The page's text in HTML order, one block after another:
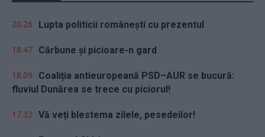
20.26 Lupta politicii românești cu prezentul
18.47 Cărbune și picioare-n gard
18.09
Coaliția antieuropeană PSD–AUR se bucură:
fluviul Dunărea se trece cu piciorul!
17.32 Vă veți blestema zilele, pesedeilor!